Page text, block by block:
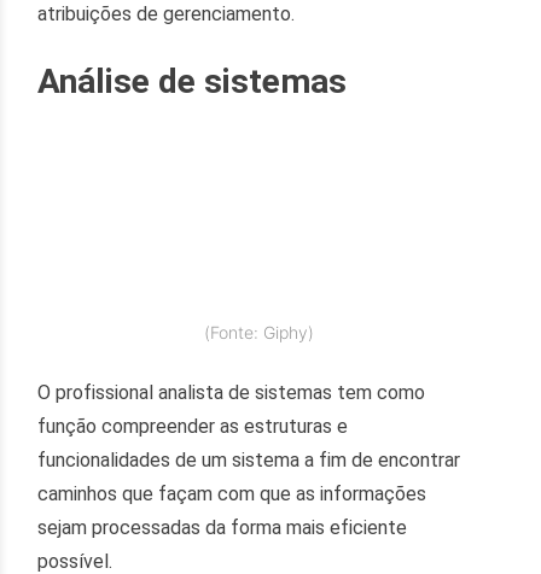
atribuições de gerenciamento.
Análise de sistemas
(Fonte: Giphy)
O profissional analista de sistemas tem como
função compreender as estruturas e
funcionalidades de um sistema a fim de encontrar
caminhos que façam com que as informações
sejam processadas da forma mais eficiente
possível.